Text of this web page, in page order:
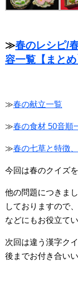
≫春のレシピ/
容一覧【まと
≫春の献立一覧
≫春の食材 50音順
≫春の七草と特徴
今回は春のクイズ
他の問題につきま
しておりますので
などにもお役立て
次回は違う漢字ク
後までお付き合い